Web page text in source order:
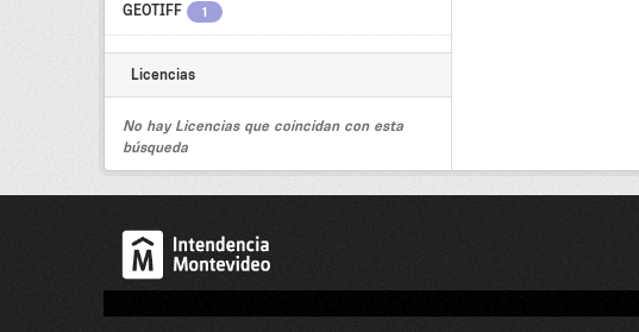
GEOTIFF 1
Licencias
No hay Licencias que coincidan con esta
búsqueda